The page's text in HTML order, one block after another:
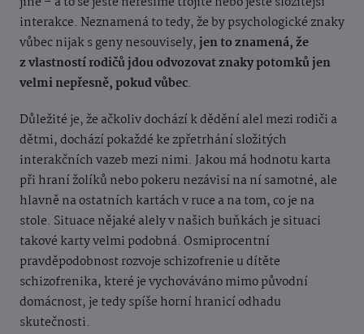
interakce. Neznamená to tedy, že by psychologické znaky
vůbec nijak s geny nesouvisely, jen to znamená, že
z vlastností rodičů jdou odvozovat znaky potomků jen
velmi nepřesně, pokud vůbec.
Důležité je, že ačkoliv dochází k dědění alel mezi rodiči a
dětmi, dochází pokaždé ke zpřetrhání složitých
interakčních vazeb mezi nimi. Jakou má hodnotu karta
při hraní žolíků nebo pokeru nezávisí na ní samotné, ale
hlavně na ostatních kartách v ruce a na tom, co je na
stole. Situace nějaké alely v našich buňkách je situaci
takové karty velmi podobná. Osmiprocentní
pravděpodobnost rozvoje schizofrenie u dítěte
schizofrenika, které je vychováváno mimo původní
domácnost, je tedy spíše horní hranicí odhadu
skutečnosti.